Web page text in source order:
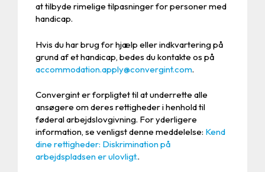
at tilbyde rimelige tilpasninger for personer med
handicap.
Hvis du har brug for hjælp eller indkvartering på
grund af et handicap, bedes du kontakte os på
accommodation.apply@convergint.com.
Convergint er forpligtet til at underrette alle
ansøgere om deres rettigheder i henhold til
føderal arbejdslovgivning. For yderligere
information, se venligst denne meddelelse: Kend
dine rettigheder: Diskrimination på
arbejdspladsen er ulovligt..